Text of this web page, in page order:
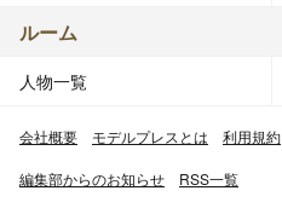
ルーム
人物一覧
会社概要 モデルプレスとは 利用規約
編集部からのお知らせ RSS一覧